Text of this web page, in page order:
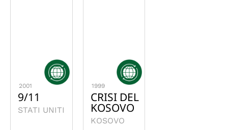
2001
9/11
STATI UNITI
1999
CRISI DEL
KOSOVO
KOSOVO